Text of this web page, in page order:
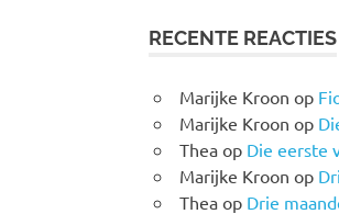
RECENTE REACTIES
Marijke Kroon op
Marijke Kroon op
Thea op Die eerste
Marijke Kroon op
Thea op Drie